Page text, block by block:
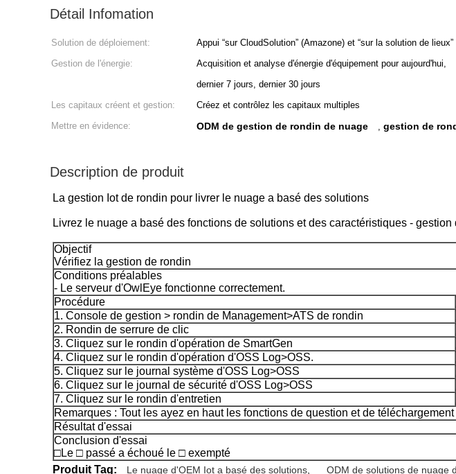
Détail Infomation
Solution de déploiement: Appui “sur CloudSolution” (Amazone) et “sur la solution de lieux”
Gestion de l'énergie:
Acquisition et analyse d'énergie d'équipement pour aujourd'hui,
dernier 7 jours, dernier 30 jours
Les capitaux créent et gestion:
Créez et contrôlez les capitaux multiples
Mettre en évidence:
ODM de gestion de rondin de nuage , gestion de
Description de produit
La gestion Iot de rondin pour livrer le nuage a basé des solutions
Livrez le nuage a basé des fonctions de solutions et des caractéristiques - gestion
Objectif
Vérifiez la gestion de rondin
Conditions préalables
- Le serveur d'OwlEye fonctionne correctement.
Procédure
1. Console de gestion > rondin de Management>ATS de rondin
2. Rondin de serrure de clic
3. Cliquez sur le rondin d'opération de SmartGen
4. Cliquez sur le rondin d'opération d'OSS Log>OSS.
5. Cliquez sur le journal système d'OSS Log>OSS
6. Cliquez sur le journal de sécurité d'OSS Log>OSS
7. Cliquez sur le rondin d'entretien
Remarques : Tout les ayez en haut les fonctions de question et de téléchargement
Résultat d'essai
Conclusion d'essai
□Le □ passé a échoué le □ exempté
Produit Tag:
Le nuage d'OEM Iot a basé des solutions ODM de solutions de nuage